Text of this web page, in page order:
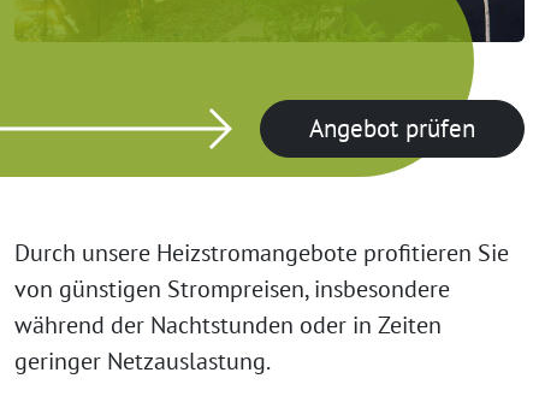
Angebot prüfen
Durch unsere Heizstromangebote profitieren Sie
von günstigen Strompreisen, insbesondere
während der Nachtstunden oder in Zeiten
geringer Netzauslastung.